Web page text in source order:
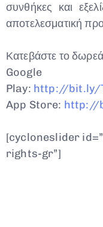
συνθήκες και
αποτελεσματική
Κατεβάστε το
Google
Play: http://bit.ly/
App Store: http://
[cycloneslider
rights-gr”]